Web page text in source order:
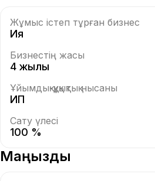
Жұмыс істеп тұрған бизнес
Ия
Бизнестің жасы
4 жылы
Ұйымдық-құқықтық нысаны
ИП
Сату үлесі
100 %
Маңызды